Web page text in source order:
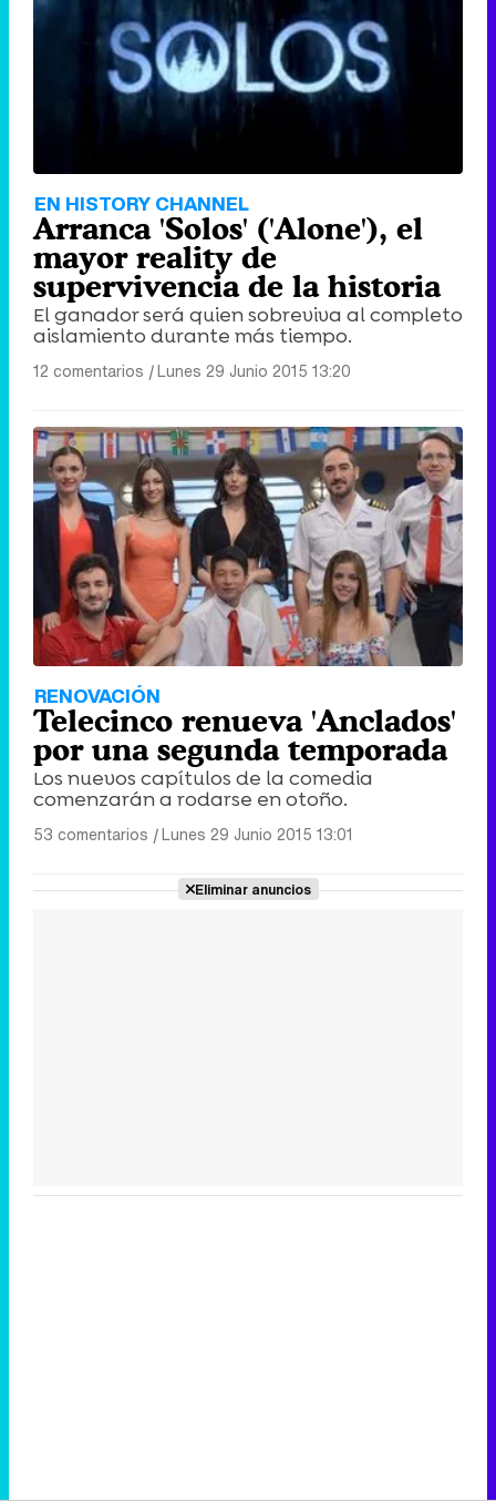
EN HISTORY CHANNEL
Arranca 'Solos' ('Alone'), el
mayor reality de
supervivencia de la historia
El ganador será quien sobreviva al completo
aislamiento durante más tiempo.
12 comentarios |Lunes 29 Junio 2015 13:20
RENOVACIÓN
Telecinco renueva 'Anclados'
por una segunda temporada
Los nuevos capítulos de la comedia
comenzarán a rodarse en otoño.
53 comentarios |Lunes 29 Junio 2015 13:01
Eliminar anuncios